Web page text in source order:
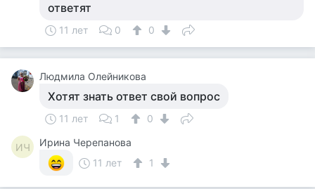
ответят
11 лет 0 0
Людмила Олейникова
Хотят знать ответ свой вопрос
11 лет 1 0
ИЧ
Ирина Черепанова
11 лет
1